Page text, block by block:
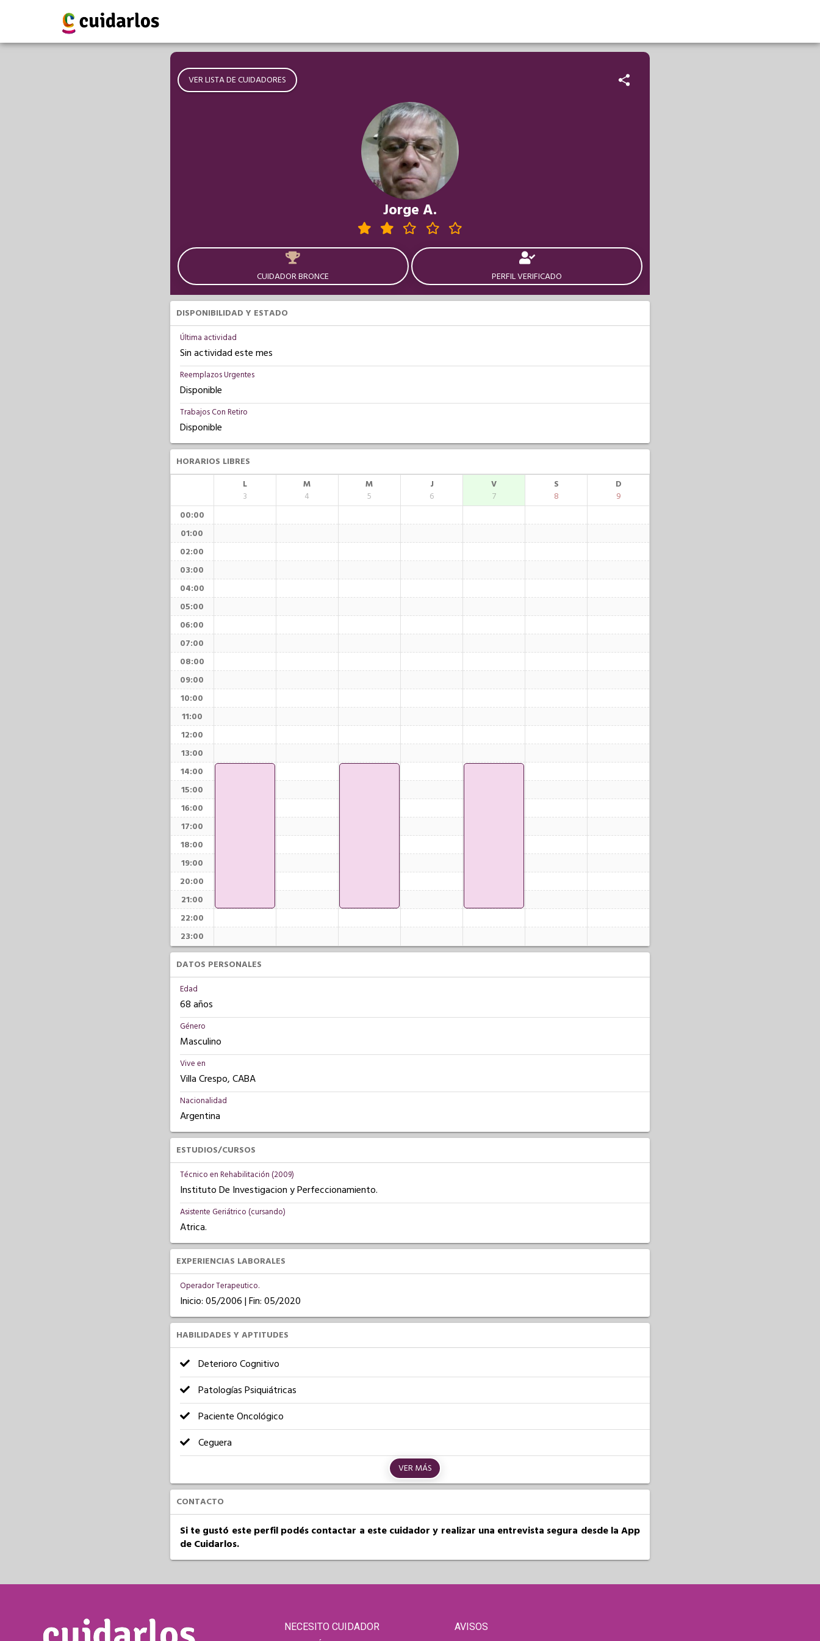
VER LISTA DE CUIDADORES
Jorge A.
CUIDADOR BRONCE PERFIL VERIFICADO
DISPONIBILIDAD Y ESTADO
Última actividad
Sin actividad este mes
Reemplazos Urgentes
Disponible
Trabajos Con Retiro
Disponible
HORARIOS LIBRES
L
3
M
4
M
5
J
6
V
7
S
8
D
9
00:00
01:00
02:00
03:00
04:00
05:00
06:00
07:00
08:00
09:00
10:00
11:00
12:00
13:00
14:00
15:00
16:00
17:00
18:00
19:00
20:00
21:00
22:00
23:00
DATOS PERSONALES
Edad
68 años
Género
Masculino
Vive en
Villa Crespo, CABA
Nacionalidad
Argentina
ESTUDIOS/CURSOS
Técnico en Rehabilitación (2009)
Instituto De Investigacion y Perfeccionamiento.
Asistente Geriátrico (cursando)
Atrica.
EXPERIENCIAS LABORALES
Operador Terapeutico.
Inicio: 05/2006 | Fin: 05/2020
HABILIDADES Y APTITUDES
Deterioro Cognitivo
Patologías Psiquiátricas
Paciente Oncológico
Ceguera
VER MÁS
CONTACTO
Si te gustó este perfil podés contactar a este cuidador y realizar una entrevista segura desde la App
de Cuidarlos.
NECESITO CUIDADOR
AVISOS